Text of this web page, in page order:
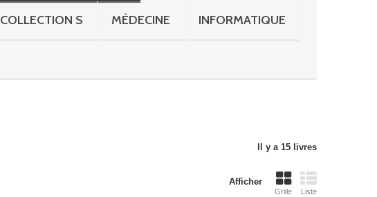
COLLECTION S MÉDECINE INFORMATIQUE
Il y a 15 livres
Afficher
Grille Liste